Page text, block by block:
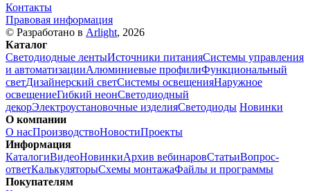
Контакты
Правовая информация
© Разработано в Arlight, 2026
Каталог
Светодиодные лентыИсточники питанияСистемы управления
и автоматизацииАлюминиевые профилиФункциональный
светДизайнерский светСистемы освещенияНаружное
освещениеГибкий неонСветодиодный
декорЭлектроустановочные изделияСветодиоды Новинки
О компании
О насПроизводствоНовостиПроекты
Информация
КаталогиВидеоНовинкиАрхив вебинаровСтатьиВопрос-
ответКалькуляторыСхемы монтажаФайлы и программы
Покупателям